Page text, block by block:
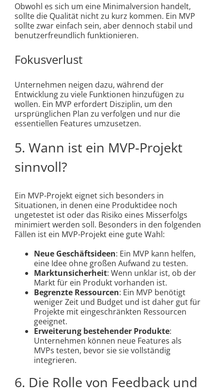
Obwohl es sich um eine Minimalversion handelt,
sollte die Qualität nicht zu kurz kommen. Ein MVP
sollte zwar einfach sein, aber dennoch stabil und
benutzerfreundlich funktionieren.
Fokusverlust
Unternehmen neigen dazu, während der
Entwicklung zu viele Funktionen hinzufügen zu
wollen. Ein MVP erfordert Disziplin, um den
ursprünglichen Plan zu verfolgen und nur die
essentiellen Features umzusetzen.
5. Wann ist ein MVP-Projekt
sinnvoll?
Ein MVP-Projekt eignet sich besonders in
Situationen, in denen eine Produktidee noch
ungetestet ist oder das Risiko eines Misserfolgs
minimiert werden soll. Besonders in den folgenden
Fällen ist ein MVP-Projekt eine gute Wahl:
Neue Geschäftsideen: Ein MVP kann helfen,
eine Idee ohne großen Aufwand zu testen.
Marktunsicherheit: Wenn unklar ist, ob der
Markt für ein Produkt vorhanden ist.
Begrenzte Ressourcen: Ein MVP benötigt
weniger Zeit und Budget und ist daher gut für
Projekte mit eingeschränkten Ressourcen
geeignet.
Erweiterung bestehender Produkte:
Unternehmen können neue Features als
MVPs testen, bevor sie sie vollständig
integrieren.
6. Die Rolle von Feedback und